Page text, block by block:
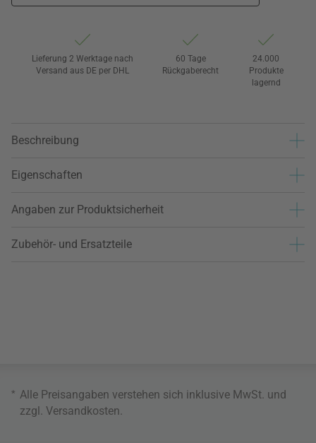
Lieferung 2 Werktage nach
Versand aus DE per DHL
60 Tage
Rückgaberecht
24.000
Produkte
lagernd
Beschreibung
Eigenschaften
Angaben zur Produktsicherheit
Zubehör- und Ersatzteile
* Alle Preisangaben verstehen sich inklusive MwSt. und
zzgl. Versandkosten